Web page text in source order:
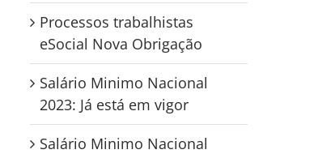
Processos trabalhistas
eSocial Nova Obrigação
Salário Minimo Nacional
2023: Já está em vigor
Salário Minimo Nacional